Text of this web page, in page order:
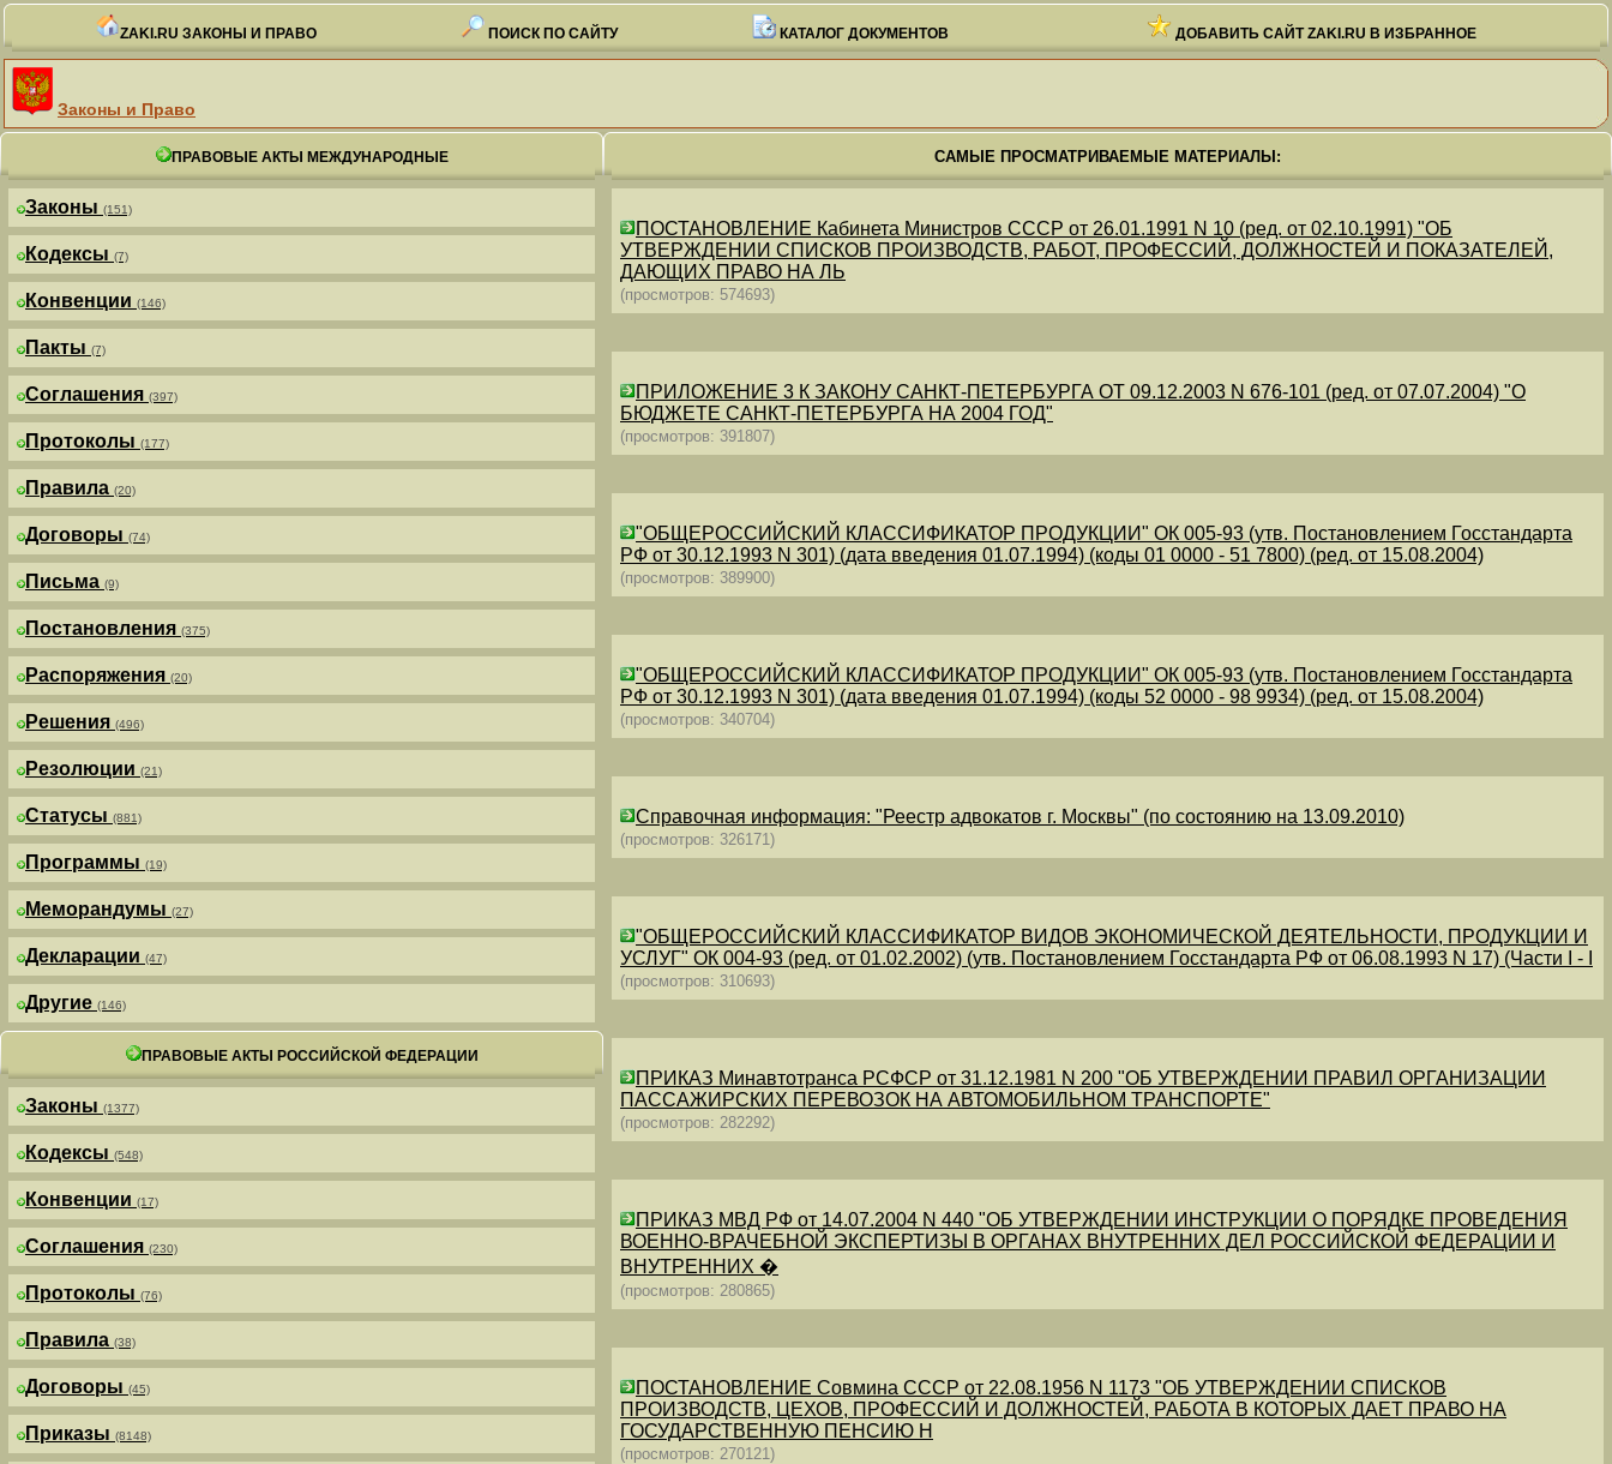
ZAKI.RU ЗАКОНЫ И ПРАВО ПОИСК ПО САЙТУ КАТАЛОГ ДОКУМЕНТОВ ДОБАВИТЬ САЙТ ZAKI.RU В ИЗБРАННОЕ
Законы и Право
ПРАВОВЫЕ АКТЫ МЕЖДУНАРОДНЫЕ
Законы (151)
Кодексы (7)
Конвенции (146)
Пакты (7)
Соглашения (397)
Протоколы (177)
Правила (20)
Договоры (74)
Письма (9)
Постановления (375)
Распоряжения (20)
Решения (496)
Резолюции (21)
Статусы (881)
Программы (19)
Меморандумы (27)
Декларации (47)
Другие (146)
ПРАВОВЫЕ АКТЫ РОССИЙСКОЙ ФЕДЕРАЦИИ
Законы (1377)
Кодексы (548)
Конвенции (17)
Соглашения (230)
Протоколы (76)
Правила (38)
Договоры (45)
Приказы (8148)
САМЫЕ ПРОСМАТРИВАЕМЫЕ МАТЕРИАЛЫ:
ПОСТАНОВЛЕНИЕ Кабинета Министров СССР от 26.01.1991 N 10 (ред. от 02.10.1991) "ОБ
УТВЕРЖДЕНИИ СПИСКОВ ПРОИЗВОДСТВ, РАБОТ, ПРОФЕССИЙ, ДОЛЖНОСТЕЙ И ПОКАЗАТЕЛЕЙ,
ДАЮЩИХ ПРАВО НА ЛЬ
(просмотров: 574693)
ПРИЛОЖЕНИЕ 3 К ЗАКОНУ САНКТ-ПЕТЕРБУРГА ОТ 09.12.2003 N 676-101 (ред. от 07.07.2004) "О
БЮДЖЕТЕ САНКТ-ПЕТЕРБУРГА НА 2004 ГОД"
(просмотров: 391807)
"ОБЩЕРОССИЙСКИЙ КЛАССИФИКАТОР ПРОДУКЦИИ" ОК 005-93 (утв. Постановлением Госстандарта
РФ от 30.12.1993 N 301) (дата введения 01.07.1994) (коды 01 0000 - 51 7800) (ред. от 15.08.2004)
(просмотров: 389900)
"ОБЩЕРОССИЙСКИЙ КЛАССИФИКАТОР ПРОДУКЦИИ" ОК 005-93 (утв. Постановлением Госстандарта
РФ от 30.12.1993 N 301) (дата введения 01.07.1994) (коды 52 0000 - 98 9934) (ред. от 15.08.2004)
(просмотров: 340704)
Справочная информация: "Реестр адвокатов г. Москвы" (по состоянию на 13.09.2010)
(просмотров: 326171)
"ОБЩЕРОССИЙСКИЙ КЛАССИФИКАТОР ВИДОВ ЭКОНОМИЧЕСКОЙ ДЕЯТЕЛЬНОСТИ, ПРОДУКЦИИ И
УСЛУГ" ОК 004-93 (ред. от 01.02.2002) (утв. Постановлением Госстандарта РФ от 06.08.1993 N 17) (Части I - I
(просмотров: 310693)
ПРИКАЗ Минавтотранса РСФСР от 31.12.1981 N 200 "ОБ УТВЕРЖДЕНИИ ПРАВИЛ ОРГАНИЗАЦИИ
ПАССАЖИРСКИХ ПЕРЕВОЗОК НА АВТОМОБИЛЬНОМ ТРАНСПОРТЕ"
(просмотров: 282292)
ПРИКАЗ МВД РФ от 14.07.2004 N 440 "ОБ УТВЕРЖДЕНИИ ИНСТРУКЦИИ О ПОРЯДКЕ ПРОВЕДЕНИЯ
ВОЕННО-ВРАЧЕБНОЙ ЭКСПЕРТИЗЫ В ОРГАНАХ ВНУТРЕННИХ ДЕЛ РОССИЙСКОЙ ФЕДЕРАЦИИ И
ВНУТРЕННИХ �
(просмотров: 280865)
ПОСТАНОВЛЕНИЕ Совмина СССР от 22.08.1956 N 1173 "ОБ УТВЕРЖДЕНИИ СПИСКОВ
ПРОИЗВОДСТВ, ЦЕХОВ, ПРОФЕССИЙ И ДОЛЖНОСТЕЙ, РАБОТА В КОТОРЫХ ДАЕТ ПРАВО НА
ГОСУДАРСТВЕННУЮ ПЕНСИЮ Н
(просмотров: 270121)